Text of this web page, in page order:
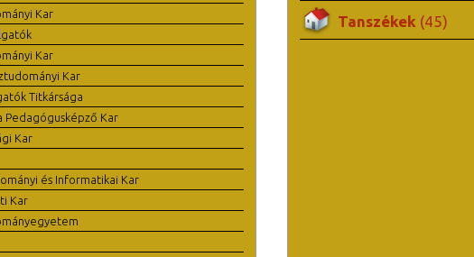
Kar
Kar
Kar
Titkársága
Pedagógusképző Kar
Kar
és Informatikai Kar
Kar
Tanszékek (45)